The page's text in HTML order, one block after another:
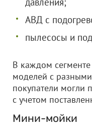
АВД с
пылесосы и
В каждом сегменте
моделей с
покупатели могли
с учетом
Мини-мойки